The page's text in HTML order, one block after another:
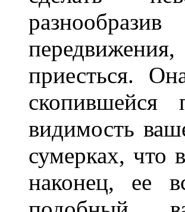
приесться.
видимость
сумерках, что
наконец, ее